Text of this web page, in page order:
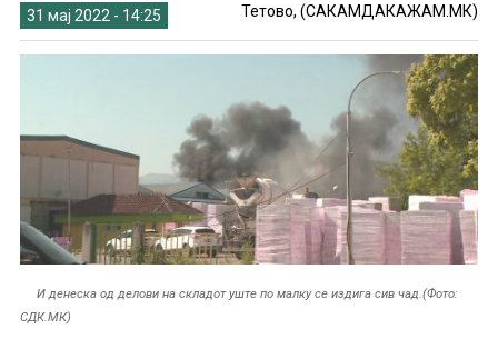
31 мај 2022 - 14:25 Тетово, (САКАМДАКАЖАМ.МК)
И денеска од делови на складот уште по малку се издига сив чад.(Фото:
СДК.МК)